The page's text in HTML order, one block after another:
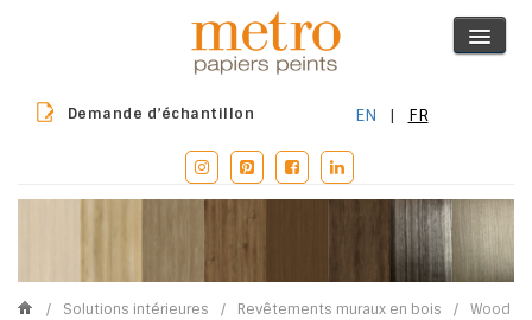
Demande d’échantillon EN | FR
/ Solutions intérieures / Revêtements muraux en bois / Wood